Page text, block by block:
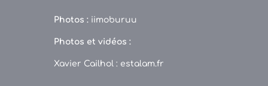
o
o
k
a
m
C
Photos : iimoburuu
Photos et vidéos :
Xavier Cailhol : estalam.fr